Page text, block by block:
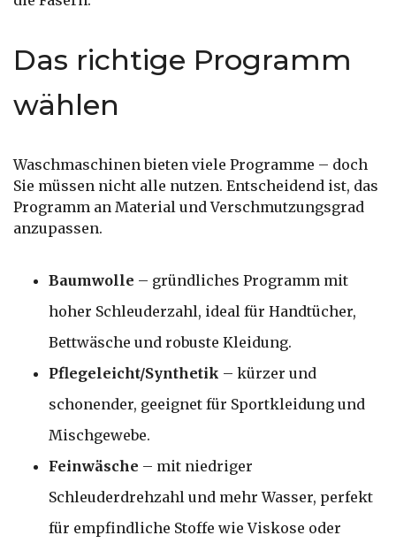
Das richtige Programm
wählen
Waschmaschinen bieten viele Programme – doch
Sie müssen nicht alle nutzen. Entscheidend ist, das
Programm an Material und Verschmutzungsgrad
anzupassen.
Baumwolle – gründliches Programm mit
hoher Schleuderzahl, ideal für Handtücher,
Bettwäsche und robuste Kleidung.
Pflegeleicht/Synthetik – kürzer und
schonender, geeignet für Sportkleidung und
Mischgewebe.
Feinwäsche – mit niedriger
Schleuderdrehzahl und mehr Wasser, perfekt
für empfindliche Stoffe wie Viskose oder